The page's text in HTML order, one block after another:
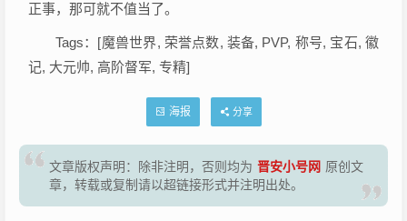
正事，那可就不值当了。
Tags：[魔兽世界, 荣誉点数, 装备, PVP, 称号, 宝石, 徽
记, 大元帅, 高阶督军, 专精]
海报 分享
文章版权声明：除非注明，否则均为 晋安小号网 原创文
章，转载或复制请以超链接形式并注明出处。